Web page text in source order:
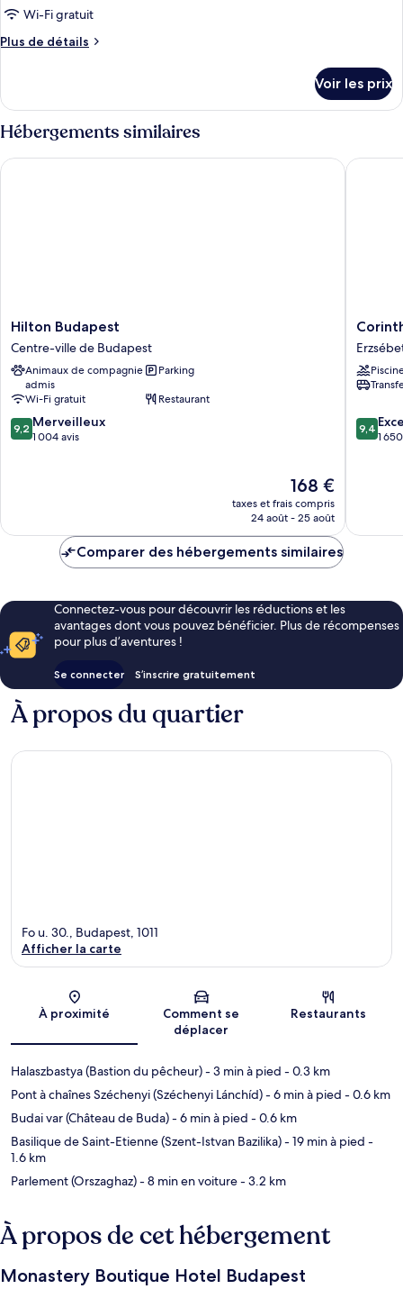
Wi-Fi gratuit
Plus de détails
Plus
le
type
de
chambre
Superior
Voir les prix
Hébergements similaires
Hilton
Budapest
Centre-
ville
Budapest
Hilton Budapest
Centre-ville de Budapest
Animaux de compagnie
admis
Parking
Wi-Fi gratuit
Restaurant
9.2
sur
9,2 Merveilleux
1 004 avis
Le
nouveau
prix
de
168 €
taxes et frais compris
24 août - 25 août
Hilton Budapest
9.4
sur
9,4
1
Comparer des hébergements similaires
Connectez-vous pour découvrir les réductions et les
avantages dont vous pouvez bénéficier. Plus de récompenses
pour plus d’aventures !
Se connecter S’inscrire gratuitement
À propos du quartier
Carte
Fo u. 30., Budapest, 1011
Afficher la carte
À proximité
Comment se
déplacer
Restaurants
Halaszbastya (Bastion du pêcheur)- 3 min à pied - 0.3 km
Pont à chaînes Széchenyi (Széchenyi Lánchíd)- 6 min à pied - 0.6 km
Budai var (Château de Buda)- 6 min à pied - 0.6 km
Basilique de Saint-Etienne (Szent-Istvan Bazilika)- 19 min à pied -
1.6 km
Parlement (Orszaghaz)- 8 min en voiture- 3.2 km
À propos de cet hébergement
Monastery Boutique Hotel Budapest